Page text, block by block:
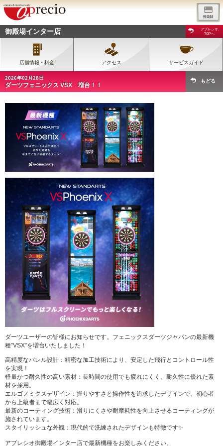
御殿場インター店
アプレシオ
TOPへ
店舗情報・料金 アクセス サービスガイド
2026年02月28日
ダーツフェニックス VSX 増台！！
もどる
ダーツユーザーの皆様にお知らせです。フェニックスダーツジャパンの最新機
種”VSX”を増台いたしました！
高精度なバレル設計：精密な加工技術により、安定した飛行とコントロール性
を実現！
軽量かつ耐久性の高い素材：長時間の使用でも疲れにくく、耐久性に優れた素
材を採用。
エルゴノミクスデザイン：握りやすさと操作性を追求したデザインで、初心者
から上級者まで幅広く対応。
最新のコーティング技術：滑りにくさや耐摩耗性を向上させるコーティングが
施されています。
スタイリッシュな外観：現代的で洗練されたデザインも特徴です✨
アプレシオ御殿場インター店で最新機種をお楽しみください。